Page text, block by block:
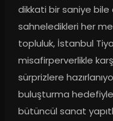
dikkati bir saniye bile
sahneledikleri her
topluluk, İstanbul
misafirperverlikle
sürprizlere
buluşturma hedefiyle
bütüncül sanat